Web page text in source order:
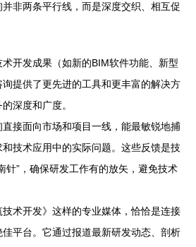
非两条平行线，而是深度交织、相互促
术开发成果（如新的BIM软件功能、新型
提供了更先进的工具和更丰富的解决方
深度和广度。
直接面向市场和项目一线，能最敏锐地捕
技术应用中的实际问题。这些反馈是技
针”，确保研发工作有的放矢，避免技术
技术开发》这样的专业媒体，恰恰是连接
平台。它通过报道最新研发动态、剖析